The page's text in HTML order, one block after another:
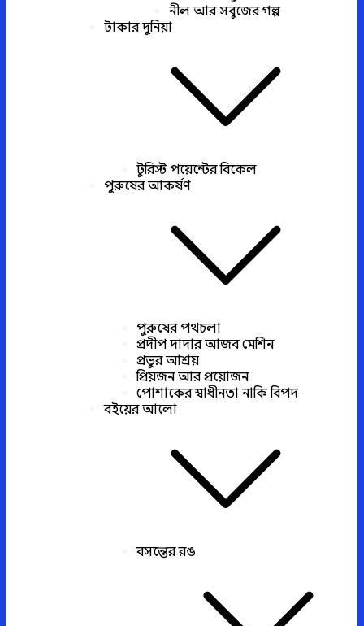
নীল আর সবুজের গল্প
টাকার দুনিয়া
টুরিস্ট পয়েন্টের বিকেল
পুরুষের আকর্ষণ
পুরুষের পথচলা
প্রদীপ দাদার আজব মেশিন
প্রভুর আশ্রয়
প্রিয়জন আর প্রয়োজন
পোশাকের স্বাধীনতা নাকি বিপদ
বইয়ের আলো
বসন্তের রঙ